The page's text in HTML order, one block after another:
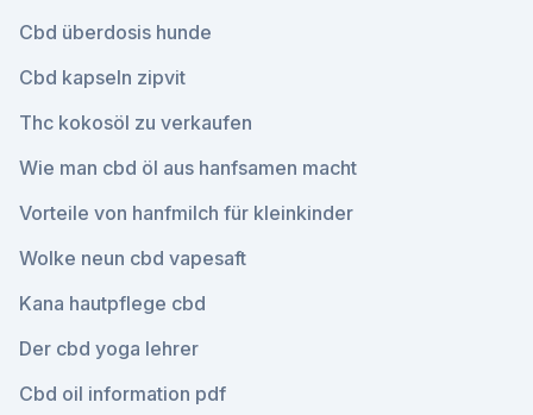
Cbd überdosis hunde
Cbd kapseln zipvit
Thc kokosöl zu verkaufen
Wie man cbd öl aus hanfsamen macht
Vorteile von hanfmilch für kleinkinder
Wolke neun cbd vapesaft
Kana hautpflege cbd
Der cbd yoga lehrer
Cbd oil information pdf